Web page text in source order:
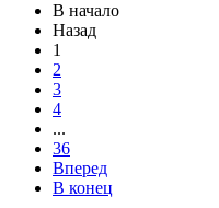
В начало
Назад
1
2
3
4
...
36
Вперед
В конец